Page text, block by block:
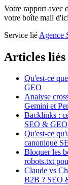
Votre rapport avec
votre boîte mail
Service lié Agence
Articles liés
Qu'est-ce
GEO
Analyse
Gemini et
Backlinks :
SEO & GEO
Qu'est-ce
canonique
Bloquer les
robots.txt
Claude vs
B2B ? SEO